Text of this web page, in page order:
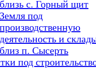
близь с. Горный щит
Земля под
производственную
деятельность и
близ п. Сысерть
под